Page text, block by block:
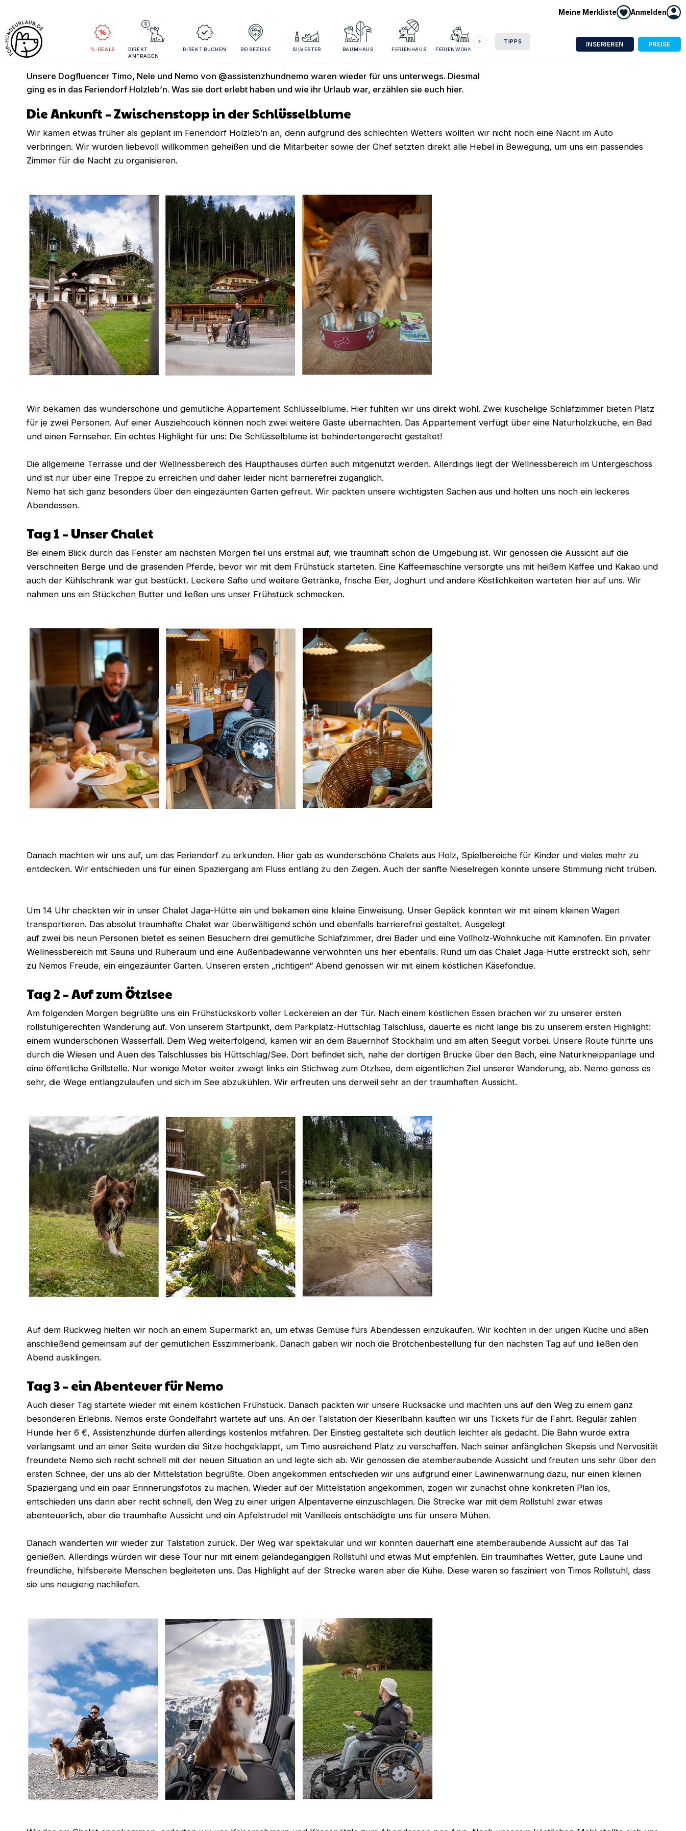
Meine Merkliste Anmelden
%-DEALS
DIREKT
ANFRAGEN
DIREKT BUCHEN REISEZIELE SILVESTER BAUMHAUS FERIENHAUS FERIENWOHNUNG
TIPPS INSERIEREN PREISE
Nemo schnuppert Bergluft im Feriendorf Holzleb‘n
Unsere Dogfluencer Timo, Nele und Nemo von @assistenzhundnemo waren wieder für uns unterwegs. Diesmal
ging es in das Feriendorf Holzleb’n. Was sie dort erlebt haben und wie ihr Urlaub war, erzählen sie euch hier.
Die Ankunft – Zwischenstopp in der Schlüsselblume
Wir kamen etwas früher als geplant im Feriendorf Holzleb’n an, denn aufgrund des schlechten Wetters wollten wir nicht noch eine Nacht im Auto
verbringen. Wir wurden liebevoll willkommen geheißen und die Mitarbeiter sowie der Chef setzten direkt alle Hebel in Bewegung, um uns ein passendes
Zimmer für die Nacht zu organisieren.
Wir bekamen das wunderschöne und gemütliche Appartement Schlüsselblume. Hier fühlten wir uns direkt wohl. Zwei kuschelige Schlafzimmer bieten Platz
für je zwei Personen. Auf einer Ausziehcouch können noch zwei weitere Gäste übernachten. Das Appartement verfügt über eine Naturholzküche, ein Bad
und einen Fernseher. Ein echtes Highlight für uns: Die Schlüsselblume ist behindertengerecht gestaltet!
Die allgemeine Terrasse und der Wellnessbereich des Haupthauses dürfen auch mitgenutzt werden. Allerdings liegt der Wellnessbereich im Untergeschoss
und ist nur über eine Treppe zu erreichen und daher leider nicht barrierefrei zugänglich.
Nemo hat sich ganz besonders über den eingezäunten Garten gefreut. Wir packten unsere wichtigsten Sachen aus und holten uns noch ein leckeres
Abendessen.
Tag 1 – Unser Chalet
Bei einem Blick durch das Fenster am nächsten Morgen fiel uns erstmal auf, wie traumhaft schön die Umgebung ist. Wir genossen die Aussicht auf die
verschneiten Berge und die grasenden Pferde, bevor wir mit dem Frühstück starteten. Eine Kaffeemaschine versorgte uns mit heißem Kaffee und Kakao und
auch der Kühlschrank war gut bestückt. Leckere Säfte und weitere Getränke, frische Eier, Joghurt und andere Köstlichkeiten warteten hier auf uns. Wir
nahmen uns ein Stückchen Butter und ließen uns unser Frühstück schmecken.
Danach machten wir uns auf, um das Feriendorf zu erkunden. Hier gab es wunderschöne Chalets aus Holz, Spielbereiche für Kinder und vieles mehr zu
entdecken. Wir entschieden uns für einen Spaziergang am Fluss entlang zu den Ziegen. Auch der sanfte Nieselregen konnte unsere Stimmung nicht trüben.
Um 14 Uhr checkten wir in unser Chalet Jaga-Hütte ein und bekamen eine kleine Einweisung. Unser Gepäck konnten wir mit einem kleinen Wagen
transportieren. Das absolut traumhafte Chalet war überwältigend schön und ebenfalls barrierefrei gestaltet. Ausgelegt
auf zwei bis neun Personen bietet es seinen Besuchern drei gemütliche Schlafzimmer, drei Bäder und eine Vollholz-Wohnküche mit Kaminofen. Ein privater
Wellnessbereich mit Sauna und Ruheraum und eine Außenbadewanne verwöhnten uns hier ebenfalls. Rund um das Chalet Jaga-Hütte erstreckt sich, sehr
zu Nemos Freude, ein eingezäunter Garten. Unseren ersten „richtigen“ Abend genossen wir mit einem köstlichen Käsefondue.
Tag 2 – Auf zum Ötzlsee
Am folgenden Morgen begrüßte uns ein Frühstückskorb voller Leckereien an der Tür. Nach einem köstlichen Essen brachen wir zu unserer ersten
rollstuhlgerechten Wanderung auf. Von unserem Startpunkt, dem Parkplatz-Hüttschlag Talschluss, dauerte es nicht lange bis zu unserem ersten Highlight:
einem wunderschönen Wasserfall. Dem Weg weiterfolgend, kamen wir an dem Bauernhof Stockhalm und am alten Seegut vorbei. Unsere Route führte uns
durch die Wiesen und Auen des Talschlusses bis Hüttschlag/See. Dort befindet sich, nahe der dortigen Brücke über den Bach, eine Naturkneippanlage und
eine öffentliche Grillstelle. Nur wenige Meter weiter zweigt links ein Stichweg zum Ötzlsee, dem eigentlichen Ziel unserer Wanderung, ab. Nemo genoss es
sehr, die Wege entlangzulaufen und sich im See abzukühlen. Wir erfreuten uns derweil sehr an der traumhaften Aussicht.
Auf dem Rückweg hielten wir noch an einem Supermarkt an, um etwas Gemüse fürs Abendessen einzukaufen. Wir kochten in der urigen Küche und aßen
anschließend gemeinsam auf der gemütlichen Esszimmerbank. Danach gaben wir noch die Brötchenbestellung für den nächsten Tag auf und ließen den
Abend ausklingen.
Tag 3 – ein Abenteuer für Nemo
Auch dieser Tag startete wieder mit einem köstlichen Frühstück. Danach packten wir unsere Rucksäcke und machten uns auf den Weg zu einem ganz
besonderen Erlebnis. Nemos erste Gondelfahrt wartete auf uns. An der Talstation der Kieserlbahn kauften wir uns Tickets für die Fahrt. Regulär zahlen
Hunde hier 6 €, Assistenzhunde dürfen allerdings kostenlos mitfahren. Der Einstieg gestaltete sich deutlich leichter als gedacht. Die Bahn wurde extra
verlangsamt und an einer Seite wurden die Sitze hochgeklappt, um Timo ausreichend Platz zu verschaffen. Nach seiner anfänglichen Skepsis und Nervosität
freundete Nemo sich recht schnell mit der neuen Situation an und legte sich ab. Wir genossen die atemberaubende Aussicht und freuten uns sehr über den
ersten Schnee, der uns ab der Mittelstation begrüßte. Oben angekommen entschieden wir uns aufgrund einer Lawinenwarnung dazu, nur einen kleinen
Spaziergang und ein paar Erinnerungsfotos zu machen. Wieder auf der Mittelstation angekommen, zogen wir zunächst ohne konkreten Plan los,
entschieden uns dann aber recht schnell, den Weg zu einer urigen Alpentaverne einzuschlagen. Die Strecke war mit dem Rollstuhl zwar etwas
abenteuerlich, aber die traumhafte Aussicht und ein Apfelstrudel mit Vanilleeis entschädigte uns für unsere Mühen.
Danach wanderten wir wieder zur Talstation zurück. Der Weg war spektakulär und wir konnten dauerhaft eine atemberaubende Aussicht auf das Tal
genießen. Allerdings würden wir diese Tour nur mit einem geländegängigen Rollstuhl und etwas Mut empfehlen. Ein traumhaftes Wetter, gute Laune und
freundliche, hilfsbereite Menschen begleiteten uns. Das Highlight auf der Strecke waren aber die Kühe. Diese waren so fasziniert von Timos Rollstuhl, dass
sie uns neugierig nachliefen.